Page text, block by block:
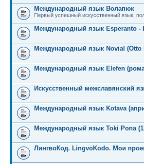
Международный язык Волапюк
Первый успешный искусственный язык,
Международный язык Esperanto -
Международный язык Novial (Otto
Международный язык Elefen
Искусственный межславянский
Международный язык Kotava
Международный язык Toki Pona
ЛингвоКод. LingvoKodo. Мои